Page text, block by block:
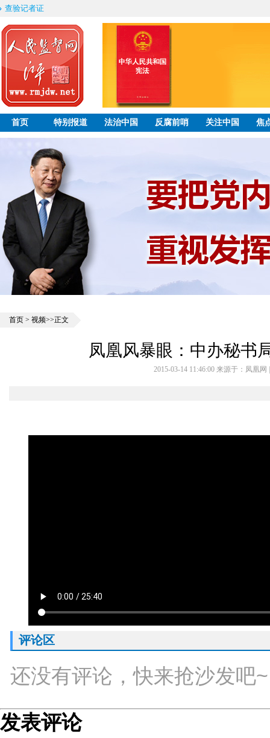
查验记者证
首页 特别报道 法治中国 反腐前哨 关注中国 焦
首页 > 视频>>正文
凤凰风暴眼：中办秘书
2015-03-14 11:46:00 来源于：凤凰
评论区
还没有评论，快来抢沙发吧~
发表评论